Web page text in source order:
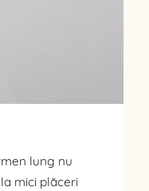
lung nu
mici plăceri